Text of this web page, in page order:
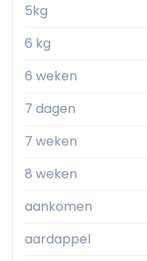
5kg
6 kg
6 weken
7 dagen
7 weken
8 weken
aankomen
aardappel